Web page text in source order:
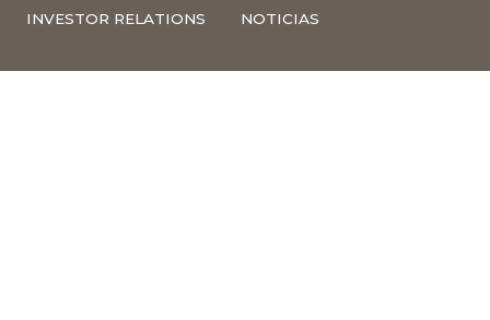
INVESTOR RELATIONS NOTICIAS